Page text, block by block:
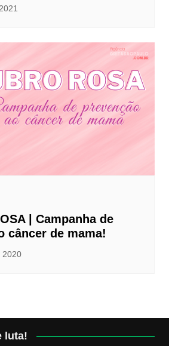
| Campanha de
câncer de mama!
2020
luta!